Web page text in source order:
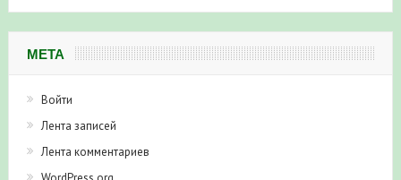
МЕТА
Войти
Лента записей
Лента комментариев